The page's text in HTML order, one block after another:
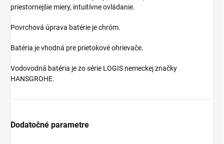
priestornejšie miery, intuitívne ovládanie.
Povrchová úprava batérie je chróm.
Batéria je vhodná pre prietokové ohrievače.
Vodovodná batéria je zo série LOGIS nemeckej značky
HANSGROHE.
Dodatočné parametre